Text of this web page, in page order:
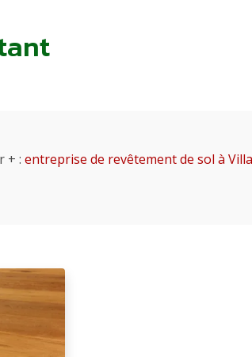
+ : entreprise de revêtement de sol à